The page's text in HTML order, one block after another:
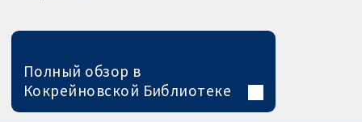
Полный обзор в
Кокрейновской Библиотеке